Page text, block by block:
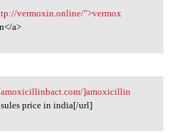
vermoxin
vermoxin.online/">vermox
a>
amoxicillinbact
]amoxicillin
price in india[/url]